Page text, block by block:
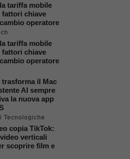
tariffa mobile
fattori chiave
operatore
tariffa mobile
fattori chiave
operatore
trasforma il Mac
AI sempre
la nuova app
Tecnologiche
copia TikTok:
verticali
scoprire film e